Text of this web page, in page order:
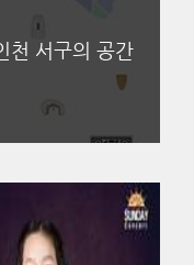
천 서구의 공간